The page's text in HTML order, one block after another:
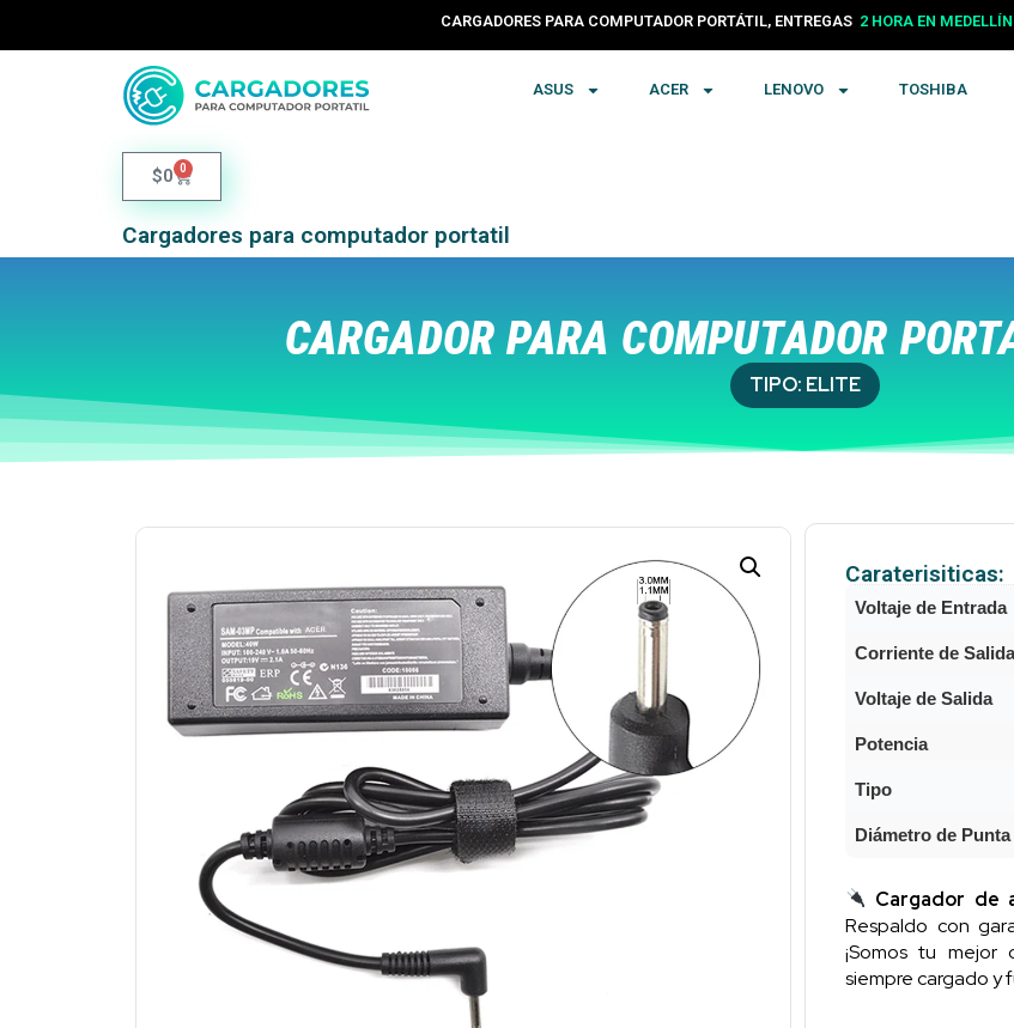
CARGADORES PARA COMPUTADOR PORTÁTIL, ENTREGAS 2 HORA EN MEDELLÍN
24 HORAS EN
ASUS ACER LENOVO TOSHIBA
$0 0
Cargadores para computador portatil
CARGADOR PARA COMPUTADOR
TIPO: ELITE
Caraterisiticas:
Voltaje de Entrada
Corriente de Salida
Voltaje de Salida
Potencia
Tipo
Diámetro de Punta
Cargador de
Respaldo con
¡Somos tu
siempre cargado y